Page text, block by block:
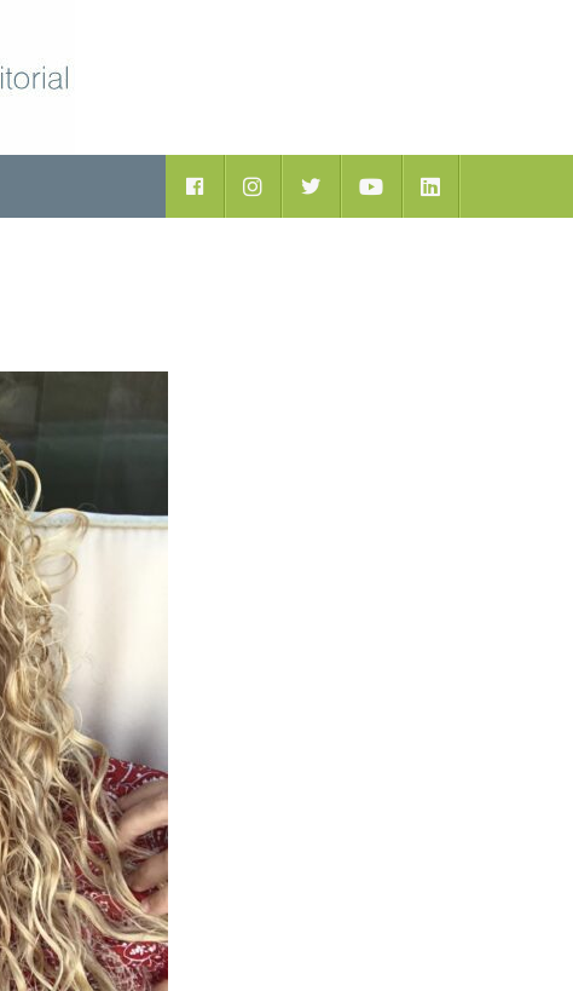
Facebook YoutubeLinkedIn